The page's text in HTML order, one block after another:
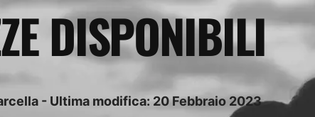
DISPONIBILI
- Ultima modifica: 20 Febbraio 2023